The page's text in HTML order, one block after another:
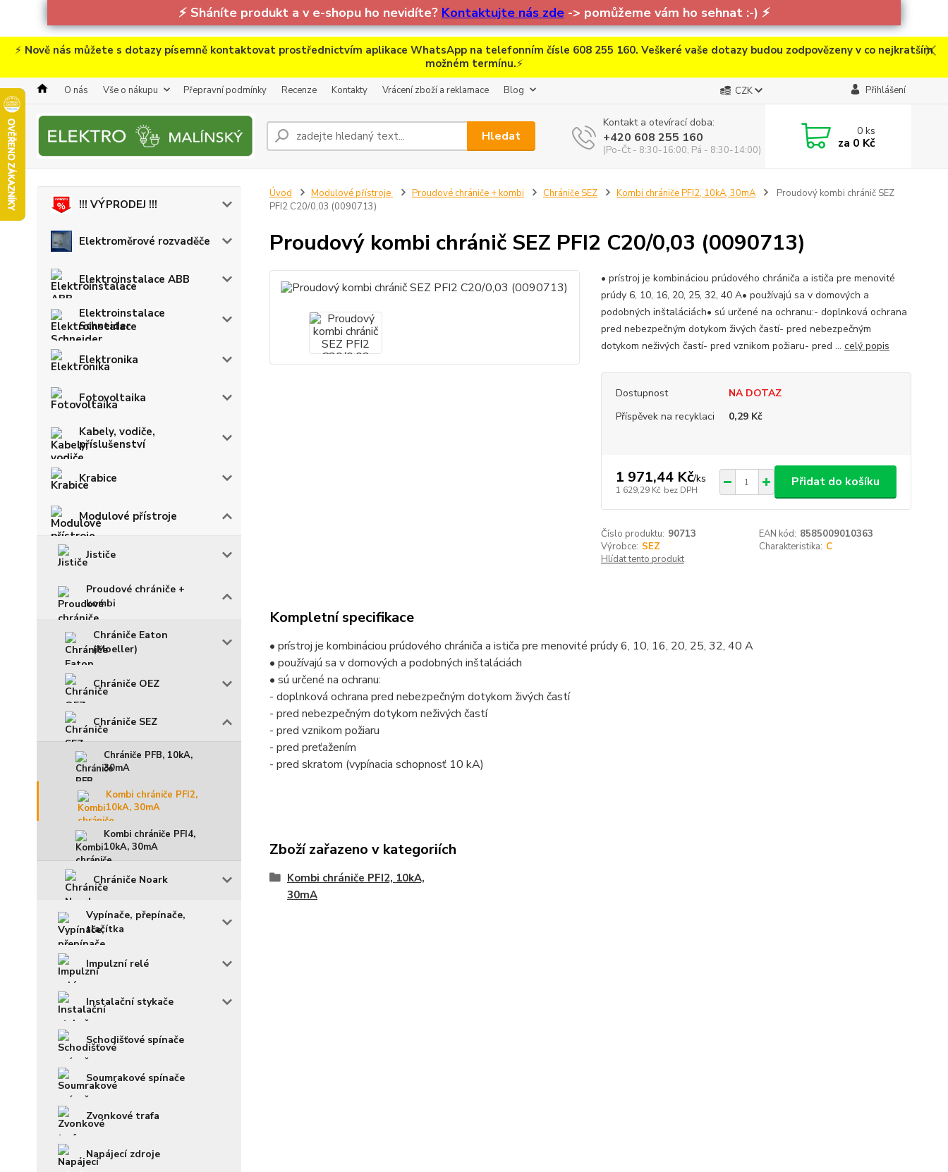
⚡ Sháníte produkt a v e-shopu ho nevidíte? Kontaktujte nás zde-> pomůžeme vám ho sehnat :-) ⚡
⚡ Nově nás můžete s dotazy písemně kontaktovat prostřednictvím aplikace WhatsApp na telefonním čísle 608 255 160. Veškeré vaše dotazy budou zodpovězeny v co nejkratším
možném termínu.⚡
O nás Vše o nákupu Přepravní podmínky Recenze Kontakty Vrácení zboží a reklamace Blog CZK Přihlášení
Hledat
Kontakt a otevírací doba:
+420 608 255 160
(Po-Čt - 8:30-16:00, Pá - 8:30-14:00)
0ks
za 0 Kč
!!! VÝPRODEJ !!!
Elektroměrové rozvaděče
Elektroinstalace ABB
Elektroinstalace
Schneider
Elektronika
Fotovoltaika
Kabely, vodiče,
příslušenství
Krabice
Modulové přístroje
Jističe
Proudové chrániče +
kombi
Chrániče Eaton
(Moeller)
Chrániče OEZ
Chrániče SEZ
Chrániče PFB, 10kA,
30mA
Kombi chrániče PFI2,
10kA, 30mA
Kombi chrániče PFI4,
10kA, 30mA
Chrániče Noark
Vypínače, přepínače,
tlačítka
Impulzní relé
Instalační stykače
Schodišťové spínače
Soumrakové spínače
Zvonkové trafa
Napájecí zdroje
Úvod Modulové přístroje Proudové chrániče + kombi Chrániče SEZ Kombi chrániče PFI2, 10kA, 30mA
Proudový kombi chránič SEZ
PFI2 C20/0,03 (0090713)
Proudový kombi chránič SEZ PFI2 C20/0,03 (0090713)
• prístroj je kombináciou prúdového chrániča a ističa pre menovité
prúdy 6, 10, 16, 20, 25, 32, 40 A• používajú sa v domových a
podobných inštaláciách• sú určené na ochranu:- doplnková ochrana
pred nebezpečným dotykom živých častí- pred nebezpečným
dotykom neživých častí- pred vznikom požiaru- pred ... celý popis
Dostupnost
NA DOTAZ
Příspěvek na recyklaci
0,29 Kč
1 971,44 Kč/ks
1 629,29 Kč bez DPH
Přidat do košíku
Číslo produktu: 90713 EAN kód: 8585009010363
Výrobce: SEZ Charakteristika: C
Hlídat tento produkt
Kompletní specifikace
• prístroj je kombináciou prúdového chrániča a ističa pre menovité prúdy 6, 10, 16, 20, 25, 32, 40 A
• používajú sa v domových a podobných inštaláciách
• sú určené na ochranu:
- doplnková ochrana pred nebezpečným dotykom živých častí
- pred nebezpečným dotykom neživých častí
- pred vznikom požiaru
- pred preťažením
- pred skratom (vypínacia schopnosť 10 kA)
Zboží zařazeno v kategoriích
Kombi chrániče PFI2, 10kA,
30mA